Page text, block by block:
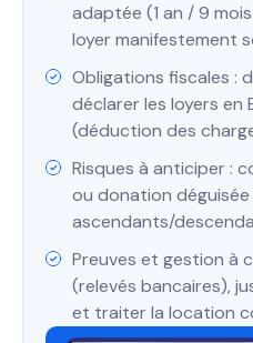
adaptée (1 an / 9
loyer manifestement
Obligations fiscales :
déclarer les loyers en
(déduction des
Risques à anticiper :
ou donation
ascendants/
Preuves et gestion à
(relevés bancaires),
et traiter la location